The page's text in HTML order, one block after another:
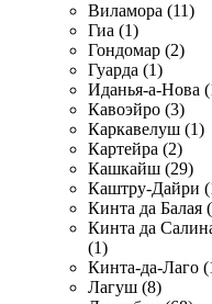
Виламора (11)
Гиа (1)
Гондомар (2)
Гуарда (1)
Иданья-а-Нова
Кавоэйро (3)
Каркавелуш (1)
Картейра (2)
Кашкайш (29)
Каштру-Дайри
Кинта да Балая
Кинта да
(1)
Кинта-да-Лаго
Лагуш (8)